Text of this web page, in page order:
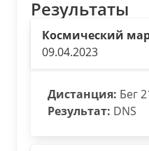
Результаты
Космический
09.04.2023
Дистанция: Бег
Результат: DNS